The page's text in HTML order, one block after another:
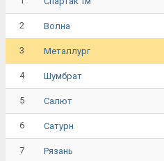
2 Волна
3 Металлург
4 Шумбрат
5 Салют
6 Сатурн
7 Рязань